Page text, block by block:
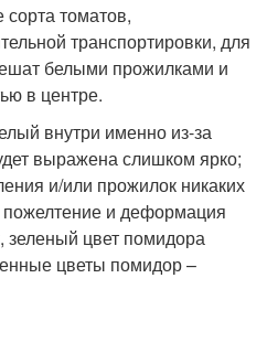
томатов,
транспортировки, для
белыми прожилками и
в центре.
внутри именно из-за
выражена слишком ярко;
и/или прожилок никаких
пожелтение и деформация
зеленый цвет помидора
цветы помидор –